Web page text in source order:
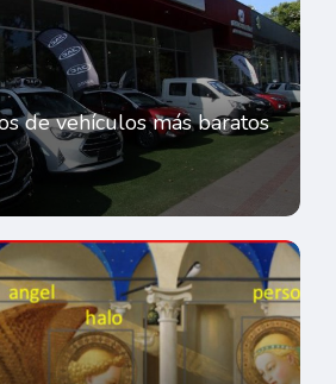
de vehículos más baratos